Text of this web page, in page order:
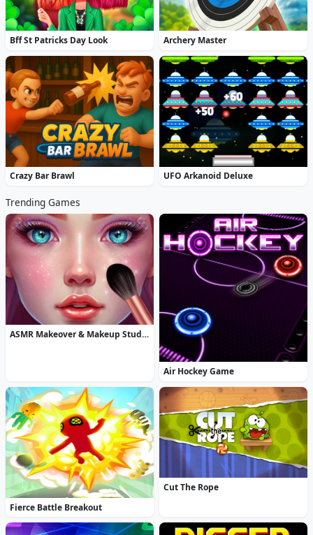
Bff St Patricks Day Look Archery Master
Crazy Bar Brawl UFO Arkanoid Deluxe
Trending Games
ASMR Makeover & Makeup Studio
Air Hockey Game
Fierce Battle Breakout
Cut The Rope